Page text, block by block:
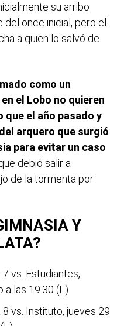
su arribo
once inicial, pero el
a quien lo salvó de
como un
el Lobo no quieren
que el año pasado y
arquero que surgió
para evitar un caso
debió salir a
de la tormenta por
Y
vs. Estudiantes,
a las 19.30 (L)
vs. Instituto, jueves 29